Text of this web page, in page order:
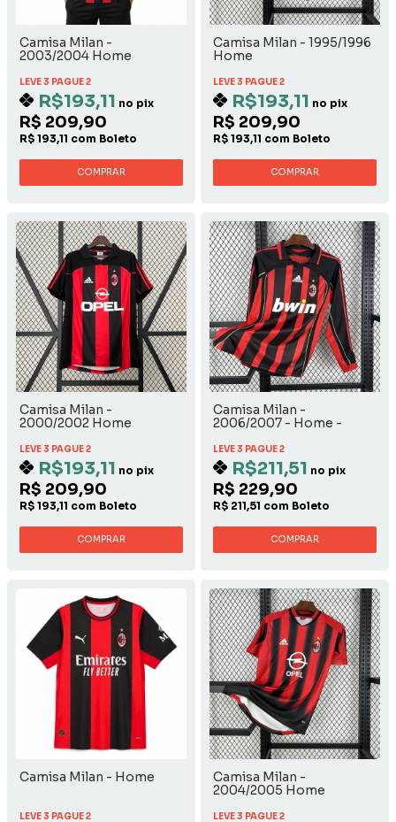
Camisa Milan -
2003/2004 Home
LEVE 3 PAGUE 2
R$193,11 no pix
R$ 209,90
R$ 193,11 com Boleto
COMPRAR
Camisa Milan - 1995/1996
Home
LEVE 3 PAGUE 2
R$193,11 no pix
R$ 209,90
R$ 193,11 com Boleto
COMPRAR
Camisa Milan -
2000/2002 Home
LEVE 3 PAGUE 2
R$193,11 no pix
R$ 209,90
R$ 193,11 com Boleto
COMPRAR
Camisa Milan -
2006/2007 - Home -
LEVE 3 PAGUE 2
R$211,51 no pix
R$ 229,90
R$ 211,51 com Boleto
COMPRAR
Camisa Milan - Home
LEVE 3 PAGUE 2
Camisa Milan -
2004/2005 Home
LEVE 3 PAGUE 2